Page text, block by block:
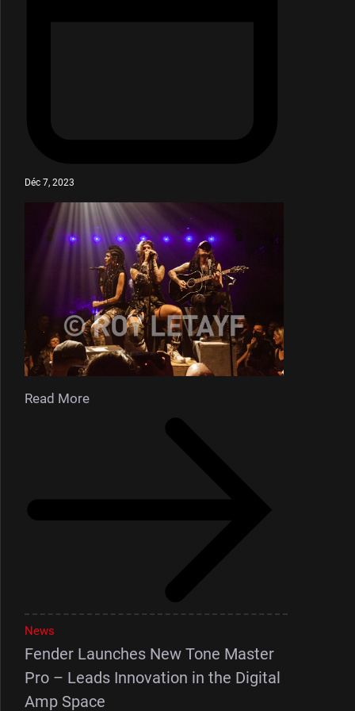
Déc 7, 2023
Read More
News
Fender Launches New Tone Master
Pro – Leads Innovation in the Digital
Amp Space